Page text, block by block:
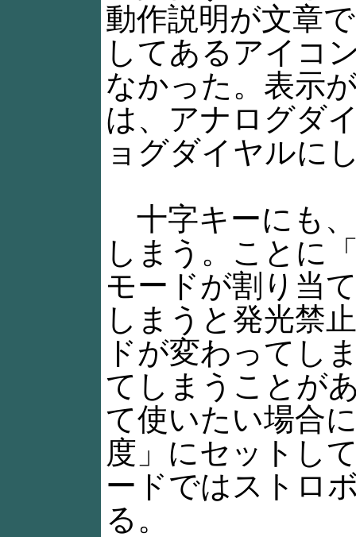
動作説明が文章
してあるアイコ
なかった。表示
は、アナログダ
ョグダイヤルに
十字キーにも
しまう。ことに
モードが割り当
しまうと発光禁
ドが変わってし
てしまうことが
て使いたい場合
度」にセットし
ードではストロ
る。